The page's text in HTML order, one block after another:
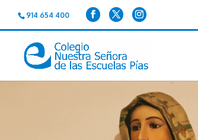
914 654 400